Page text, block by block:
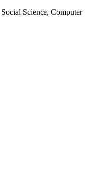
Science, Computer